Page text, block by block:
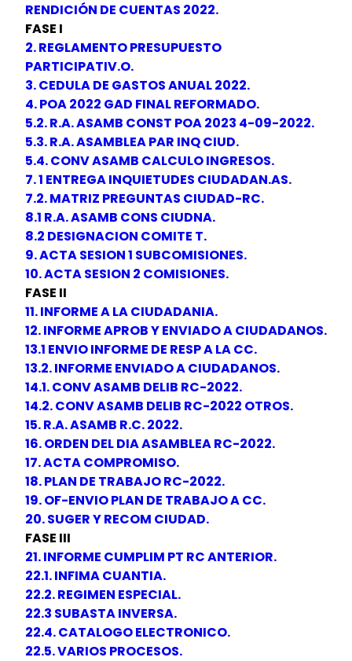
RENDICIÓN DE CUENTAS 2022.
FASE I
2. REGLAMENTO PRESUPUESTO
PARTICIPATIV.O.
3. CEDULA DE GASTOS ANUAL 2022.
4. POA 2022 GAD FINAL REFORMADO.
5.2. R.A. ASAMB CONST POA 2023 4-09-2022.
5.3. R.A. ASAMBLEA PAR INQ CIUD.
5.4. CONV ASAMB CALCULO INGRESOS.
7. 1 ENTREGA INQUIETUDES CIUDADAN.AS.
7.2. MATRIZ PREGUNTAS CIUDAD-RC.
8.1 R.A. ASAMB CONS CIUDNA.
8.2 DESIGNACION COMITE T.
9. ACTA SESION 1 SUBCOMISIONES.
10. ACTA SESION 2 COMISIONES.
FASE II
11. INFORME A LA CIUDADANIA.
12. INFORME APROB Y ENVIADO A CIUDADANOS.
13.1 ENVIO INFORME DE RESP A LA CC.
13.2. INFORME ENVIADO A CIUDADANOS.
14.1. CONV ASAMB DELIB RC-2022.
14.2. CONV ASAMB DELIB RC-2022 OTROS.
15. R.A. ASAMB R.C. 2022.
16. ORDEN DEL DIA ASAMBLEA RC-2022.
17. ACTA COMPROMISO.
18. PLAN DE TRABAJO RC-2022.
19. OF-ENVIO PLAN DE TRABAJO A CC.
20. SUGER Y RECOM CIUDAD.
FASE III
21. INFORME CUMPLIM PT RC ANTERIOR.
22.1. INFIMA CUANTIA.
22.2. REGIMEN ESPECIAL.
22.3 SUBASTA INVERSA.
22.4. CATALOGO ELECTRONICO.
22.5. VARIOS PROCESOS.